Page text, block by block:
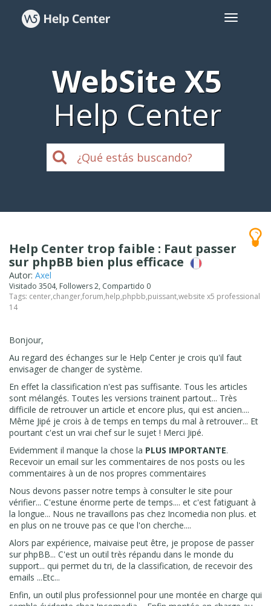
WebSite X5
Help Center
Help Center trop faible : Faut passer
sur phpBB bien plus efficace
Autor: Axel
Visitado 3504, Followers 2, Compartido 0
Tags: center,changer,forum,help,phpbb,puissant,website x5 professional
14
Bonjour,
Au regard des échanges sur le Help Center je crois qu'il faut
envisager de changer de système.
En effet la classification n'est pas suffisante. Tous les articles
sont mélangés. Toutes les versions trainent partout... Très
difficile de retrouver un article et encore plus, qui est ancien....
Même Jipé je crois à de temps en temps du mal à retrouver... Et
pourtant c'est un vrai chef sur le sujet ! Merci Jipé.
Evidemment il manque la chose la PLUS IMPORTANTE.
Recevoir un email sur les commentaires de nos posts ou les
commentaires à un de nos propres commentaires
Nous devons passer notre temps à consulter le site pour
vérifier... C'estune énorme perte de temps.... et c'est fatiguant à
la longue... Nous ne travaillons pas chez Incomedia non plus. et
en plus on ne trouve pas ce que l'on cherche....
Alors par expérience, maivaise peut être, je propose de passer
sur phpBB... C'est un outil très répandu dans le monde du
support... qui permet du tri, de la classification, de recevoir des
emails ...Etc...
Enfin, un outil plus professionnel pour une montée en charge qui